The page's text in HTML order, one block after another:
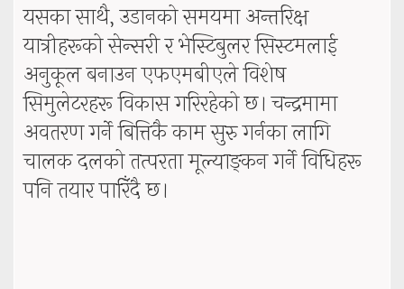
यसका साथै, उडानको समयमा अन्तरिक्ष
यात्रीहरूको सेन्सरी र भेस्टिबुलर सिस्टमलाई
अनुकूल बनाउन एफएमबीएले विशेष
सिमुलेटरहरू विकास गरिरहेको छ। चन्द्रमामा
अवतरण गर्ने बित्तिकै काम सुरु गर्नका लागि
चालक दलको तत्परता मूल्याङ्कन गर्ने विधिहरू
पनि तयार पारिँदै छ।